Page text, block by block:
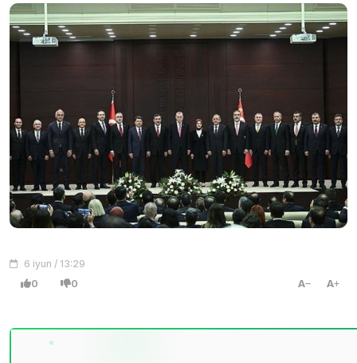
6 iyun / 13:29
0 0 A A